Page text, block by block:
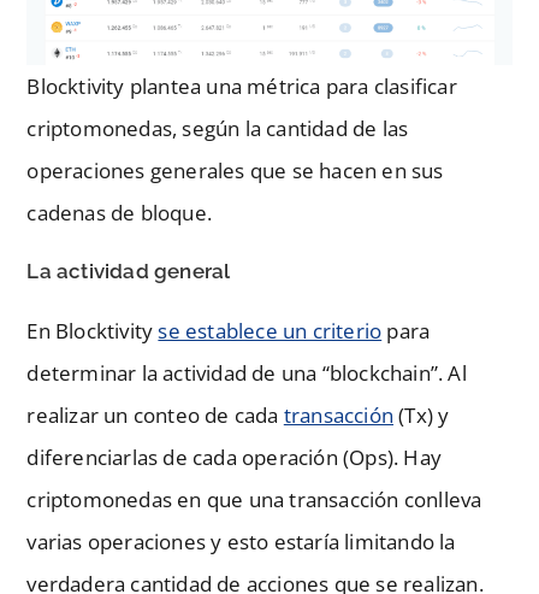
Blocktivity plantea una métrica para clasificar
criptomonedas, según la cantidad de las
operaciones generales que se hacen en sus
cadenas de bloque.
La actividad general
En Blocktivityse establece un criterio para
determinar la actividad de una “blockchain”. Al
realizar un conteo de cada transacción (Tx) y
diferenciarlas de cada operación (Ops). Hay
criptomonedas en que una transacción conlleva
varias operaciones y esto estaría limitando la
verdadera cantidad de acciones que se realizan.